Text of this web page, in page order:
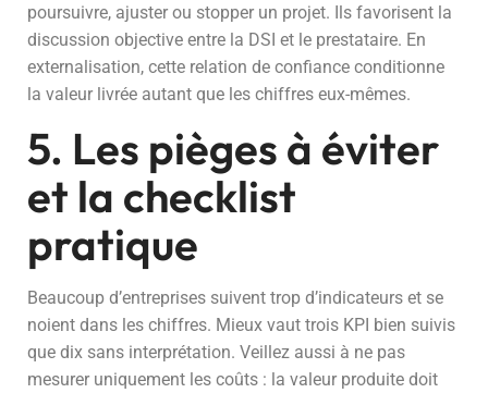
poursuivre, ajuster ou stopper un projet. Ils favorisent la
discussion objective entre la DSI et le prestataire. En
externalisation, cette relation de confiance conditionne
la valeur livrée autant que les chiffres eux-mêmes.
5. Les pièges à éviter
et la checklist
pratique
Beaucoup d’entreprises suivent trop d’indicateurs et se
noient dans les chiffres. Mieux vaut trois KPI bien suivis
que dix sans interprétation. Veillez aussi à ne pas
mesurer uniquement les coûts : la valeur produite doit